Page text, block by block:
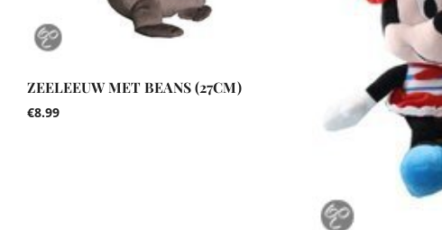
ZEELEEUW MET BEANS (27CM)
€8.99